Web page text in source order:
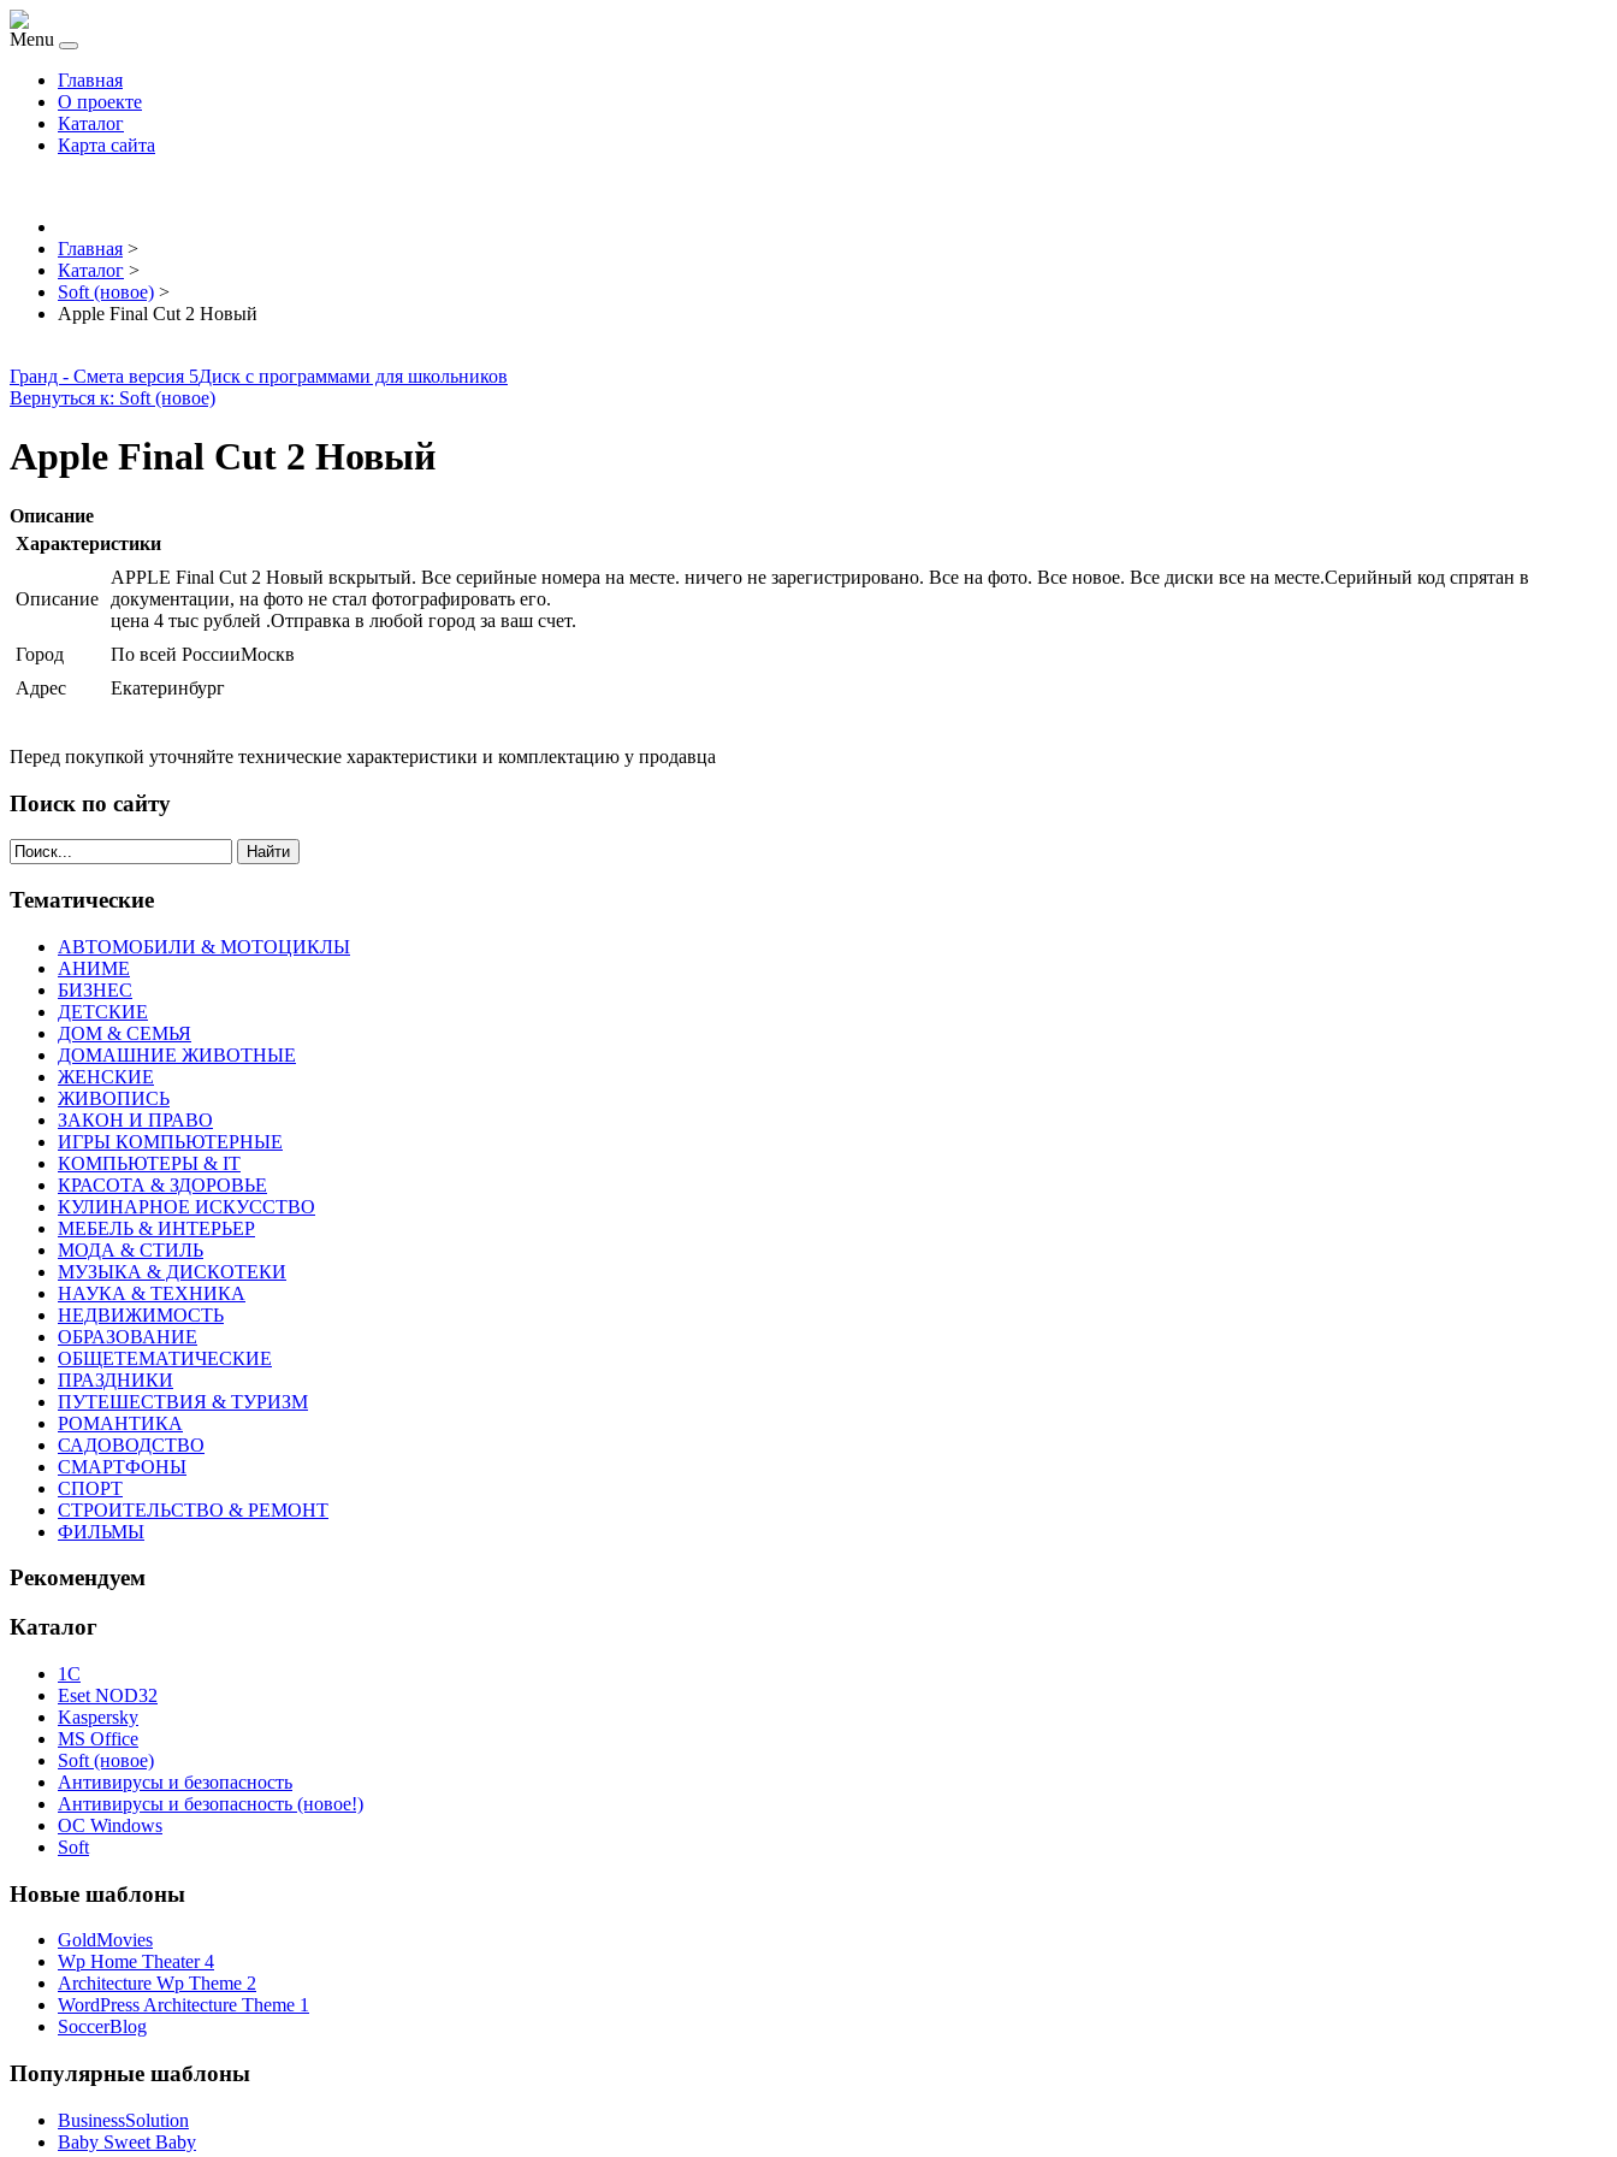
Menu
Главная
О проекте
Каталог
Карта сайта
Главная >
Каталог >
Soft (новое) >
Apple Final Cut 2 Новый
Гранд - Смета версия 5Диск с программами для школьников
Вернуться к: Soft (новое)
Apple Final Cut 2 Новый
Описание
Характеристики
Описание
APPLE Final Cut 2 Новый вскрытый. Все серийные номера на месте. ничего не зарегистрировано. Все на фото. Все новое. Все диски все на месте.Серийный код спрятан в
документации, на фото не стал фотографировать его.
цена 4 тыс рублей .Отправка в любой город за ваш счет.
Город
По всей РоссииМоскв
Адрес
Екатеринбург
Перед покупкой уточняйте технические характеристики и комплектацию у продавца
Поиск по сайту
Найти
Тематические
АВТОМОБИЛИ & МОТОЦИКЛЫ
АНИМЕ
БИЗНЕС
ДЕТСКИЕ
ДОМ & СЕМЬЯ
ДОМАШНИЕ ЖИВОТНЫЕ
ЖЕНСКИЕ
ЖИВОПИСЬ
ЗАКОН И ПРАВО
ИГРЫ КОМПЬЮТЕРНЫЕ
КОМПЬЮТЕРЫ & IT
КРАСОТА & ЗДОРОВЬЕ
КУЛИНАРНОЕ ИСКУССТВО
МЕБЕЛЬ & ИНТЕРЬЕР
МОДА & СТИЛЬ
МУЗЫКА & ДИСКОТЕКИ
НАУКА & ТЕХНИКА
НЕДВИЖИМОСТЬ
ОБРАЗОВАНИЕ
ОБЩЕТЕМАТИЧЕСКИЕ
ПРАЗДНИКИ
ПУТЕШЕСТВИЯ & ТУРИЗМ
РОМАНТИКА
САДОВОДСТВО
СМАРТФОНЫ
СПОРТ
СТРОИТЕЛЬСТВО & РЕМОНТ
ФИЛЬМЫ
Рекомендуем
Каталог
1С
Eset NOD32
Kaspersky
MS Office
Soft (новое)
Антивирусы и безопасность
Антивирусы и безопасность (новое!)
ОС Windows
Soft
Новые шаблоны
GoldMovies
Wp Home Theater 4
Architecture Wp Theme 2
WordPress Architecture Theme 1
SoccerBlog
Популярные шаблоны
BusinessSolution
Baby Sweet Baby